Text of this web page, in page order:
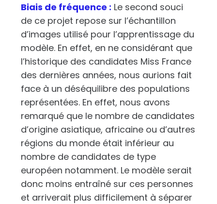
Biais de fréquence : Le second souci
de ce projet repose sur l’échantillon
d’images utilisé pour l’apprentissage du
modèle. En effet, en ne considérant que
l’historique des candidates Miss France
des dernières années, nous aurions fait
face à un déséquilibre des populations
représentées. En effet, nous avons
remarqué que le nombre de candidates
d’origine asiatique, africaine ou d’autres
régions du monde était inférieur au
nombre de candidates de type
européen notamment. Le modèle serait
donc moins entraîné sur ces personnes
et arriverait plus difficilement à séparer